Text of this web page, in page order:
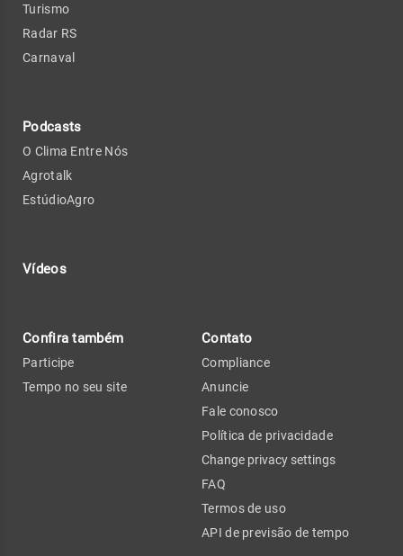
Turismo
Radar RS
Carnaval
Podcasts
O Clima Entre Nós
Agrotalk
EstúdioAgro
Vídeos
Confira também
Participe
Tempo no seu site
Contato
Compliance
Anuncie
Fale conosco
Política de privacidade
Change privacy settings
FAQ
Termos de uso
API de previsão de tempo